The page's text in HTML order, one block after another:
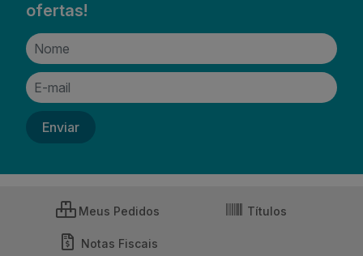
ofertas!
Meus Pedidos Títulos
Notas Fiscais